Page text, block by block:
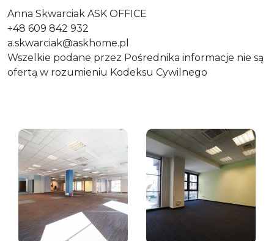
Anna Skwarciak ASK OFFICE
+48 609 842 932
a.skwarciak@askhome.pl
Wszelkie podane przez Pośrednika informacje nie są
ofertą w rozumieniu Kodeksu Cywilnego